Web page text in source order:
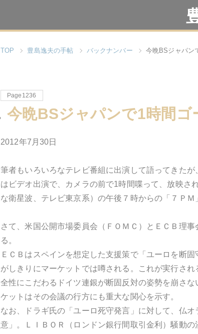
TOP 豊島逸夫の手帖 バックナンバー 今晩BSジャパン
Page1236
今晩BSジャパンで1時間ゴ
2012年7月30日
筆者もいろいろなテレビ番組に出演して語ってきた
はビデオ出演で、カメラの前で1時間喋って、放映さ
な衛星波、テレビ東京系）の午後７時からの「７ＰＭ
さて、米国公開市場委員会（ＦＯＭＣ）とＥＣＢ理
る。
ＥＣＢはスペインを想定した支援策で「ユーロを断
がしきりにマーケットでは噂される。これが実行さ
全性にこだわるドイツ連銀が断固反対の姿勢を崩さ
ケットはその会議の行方にも重大な関心を示す。
なお、ドラギ氏の「ユーロ死守発言」に対して、仏
意」。ＬＩＢＯＲ（ロンドン銀行間取引金利）騒動